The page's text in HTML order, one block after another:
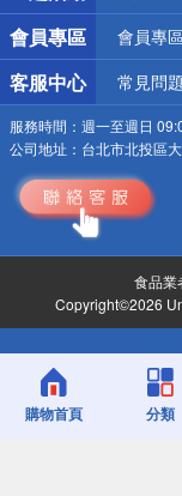
會員專區 會員專
客服中心 常見問題
服務時間： 週一至週日
公司地址： 台北市北投區
食品業
Copyright©2026
購物首頁 分類